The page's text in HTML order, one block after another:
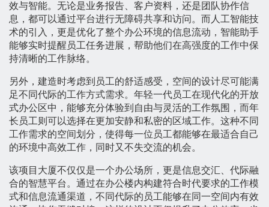
效与智能。无论是业务报告、客户资料，还是团队协作信
息，都可以通过平台进行无障碍共享和访问。而人工智能技
术的引入，更是优化了整个办公环境的信息流动，智能助手
能够实时提醒员工任务进展，帮助他们在高强度的工作中保
持清晰的工作脉络。
另外，建造时考虑到员工的舒适感受，空间的设计尽可能满
足不同代际的工作方式需求。年轻一代员工在现代化的开放
式办公区中，能够充分体验到自由与灵活的工作氛围，而年
长员工则可以选择在更加安静和私密的区域工作。这种不同
工作需求的空间划分，使得每一位员工都能够在最适合自己
的环境中高效工作，同时又不失交流的机会。
该项目大厦不仅仅是一个办公场所，更是信息交汇、代际融
合的智慧平台。通过在办公楼内构建符合时代要求的工作模
式和信息流通渠道，不同代际的员工能够在同一空间内有效